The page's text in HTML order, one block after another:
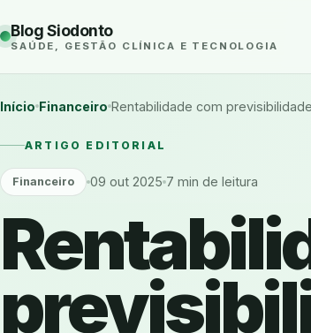
Blog Siodonto
SAÚDE, GESTÃO CLÍNICA E TECNOLOGIA
Início Financeiro Rentabilidade com
ARTIGO EDITORIAL
Financeiro 09 out 2025 7 min de leitura